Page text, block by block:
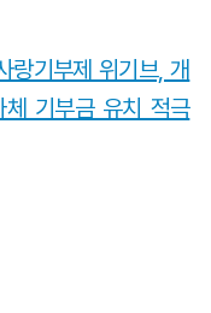
랑기부제 위기브, 개
기부금 유치 적극